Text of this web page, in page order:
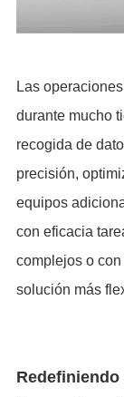
Las
durante mucho
recogida de
precisión,
equipos
con eficacia
complejos o
solución más